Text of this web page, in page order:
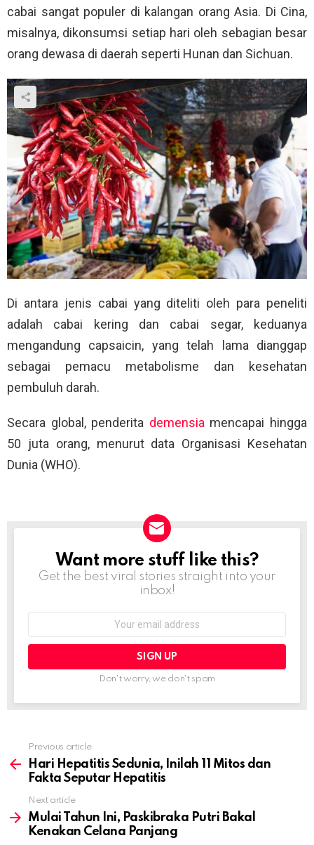
cabai sangat populer di kalangan orang Asia. Di Cina,
misalnya, dikonsumsi setiap hari oleh sebagian besar
orang dewasa di daerah seperti Hunan dan Sichuan.
Di antara jenis cabai yang diteliti oleh para peneliti
adalah cabai kering dan cabai segar, keduanya
mengandung capsaicin, yang telah lama dianggap
sebagai pemacu metabolisme dan kesehatan
pembuluh darah.
Secara global, penderita demensiamencapai hingga
50 juta orang, menurut data Organisasi Kesehatan
Dunia (WHO).
NEWSLETTER
Want more stuff like this?
Get the best viral stories straight into your
inbox!
Don't worry, we don't spam
more
Previous article
Hari Hepatitis Sedunia, Inilah 11 Mitos dan
Fakta Seputar Hepatitis
Next article
Mulai Tahun Ini, Paskibraka Putri Bakal
Kenakan Celana Panjang